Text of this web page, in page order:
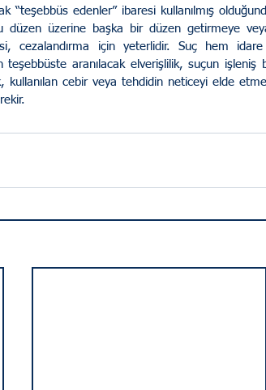
“teşebbüs edenler” ibaresi kullanılmış
düzen üzerine başka bir düzen getirmeye
cezalandırma için yeterlidir. Suç hem
teşebbüste aranılacak elverişlilik, suçun
kullanılan cebir veya tehdidin neticeyi elde